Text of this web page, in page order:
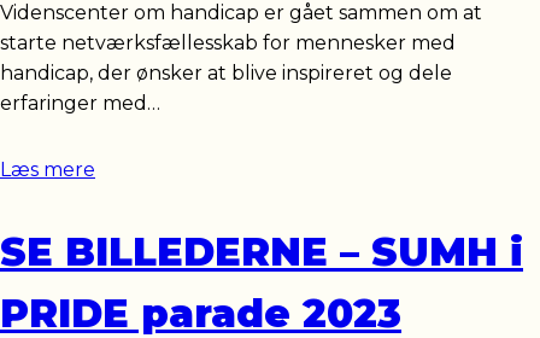
Videnscenter om handicap er gået sammen om at
starte netværksfællesskab for mennesker med
handicap, der ønsker at blive inspireret og dele
erfaringer med…
Læs mere
SE BILLEDERNE – SUMH i
PRIDE parade 2023